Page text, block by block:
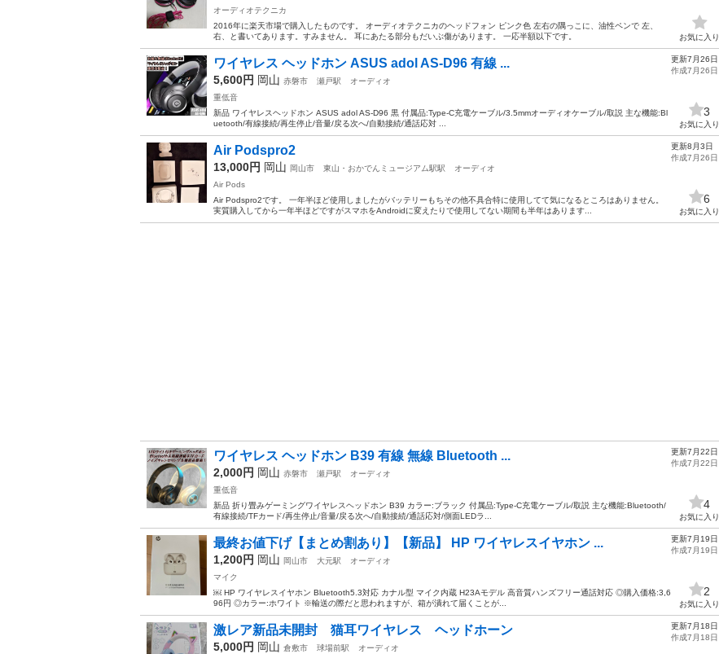
オーディオテクニカ
2016年に楽天市場で購入したものです。 オーディオテクニカのヘッドフォン ピンク色 左右の隅っこに、油性ペンで 左、
右、と書いてあります。すみません。 耳にあたる部分もだいぶ傷があります。 一応半額以下です。
お気に入り
ワイヤレス ヘッドホン ASUS adol AS-D96 有線 ...
5,600円 岡山 赤磐市 瀬戸駅
オーディオ
重低音
新品 ワイヤレスヘッドホン ASUS adol AS-D96 黒 付属品:Type-C充電ケーブル/3.5mmオーディオケーブル/取説 主な機能:Bl
uetooth/有線接続/再生停止/音量/戻る次へ/自動接続/通話応対 ...
更新7月26日
作成7月26日
3
お気に入り
Air Podspro2
13,000円 岡山 岡山市 東山・おかでんミュージアム駅駅
オーディオ
Air Pods
Air Podspro2です。 一年半ほど使用しましたがバッテリーもちその他不具合特に使用してて気になるところはありません。
実質購入してから一年半ほどですがスマホをAndroidに変えたりで使用してない期間も半年はあります...
更新8月3日
作成7月26日
6
お気に入り
ワイヤレス ヘッドホン B39 有線 無線 Bluetooth ...
2,000円 岡山 赤磐市 瀬戸駅
オーディオ
重低音
新品 折り畳みゲーミングワイヤレスヘッドホン B39 カラー:ブラック 付属品:Type-C充電ケーブル/取説 主な機能:Bluetooth/
有線接続/TFカード/再生停止/音量/戻る次へ/自動接続/通話応対/側面LEDラ...
更新7月22日
作成7月22日
4
お気に入り
最終お値下げ【まとめ割あり】【新品】 HP ワイヤレスイヤホン ...
1,200円 岡山 岡山市 大元駅
オーディオ
マイク
￼ HP ワイヤレスイヤホン Bluetooth5.3対応 カナル型 マイク内蔵 H23Aモデル 高音質ハンズフリー通話対応 ◎購入価格:3,6
96円 ◎カラー:ホワイト ※輸送の際だと思われますが、箱が潰れて届くことが...
更新7月19日
作成7月19日
2
お気に入り
激レア新品未開封 猫耳ワイヤレス ヘッドホーン
5,000円 岡山 倉敷市 球場前駅 オーディオ
更新7月18日
作成7月18日